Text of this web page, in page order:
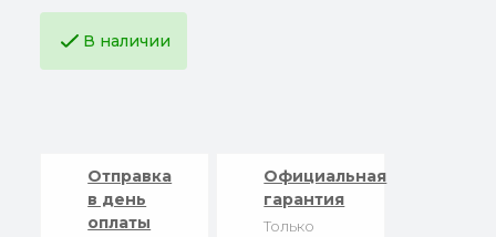
В наличии
Отправка
в день
оплаты
Официальная
гарантия
Только